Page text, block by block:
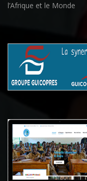
l’Afrique et le Monde